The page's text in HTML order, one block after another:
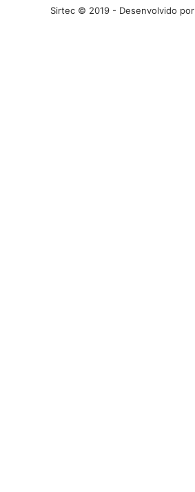
Sirtec © 2019 - Desenvolvido por